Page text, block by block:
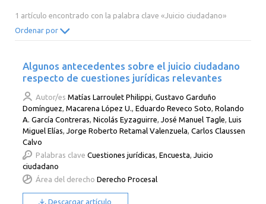
2002 2001 2000
1 artículo encontrado con la palabra clave «Juicio ciudadano»
Ordenar por
Algunos antecedentes sobre el juicio ciudadano
respecto de cuestiones jurídicas relevantes
Autor/es Matías Larroulet Philippi ,Gustavo Garduño
Domínguez ,Macarena López U. ,Eduardo Reveco Soto ,Rolando
A. García Contreras ,Nicolás Eyzaguirre José Manuel Tagle ,Luis
Miguel Elías
Jorge Roberto Retamal Valenzuela ,Carlos Claussen
Calvo
Palabras clave Cuestiones jurídicas,Encuesta,Juicio
ciudadano
Área del derecho Derecho Procesal
Descargar artículo